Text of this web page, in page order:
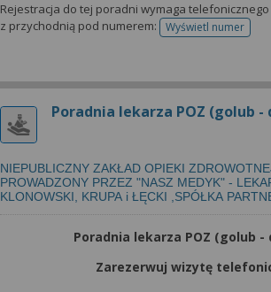
Rejestracja do tej poradni wymaga
z przychodnią pod numerem:
Wyświetl numer
telefonu do
Poradnia lekarza POZ (golub -
NIEPUBLICZNY ZAKŁAD OPIEKI
PROWADZONY PRZEZ "NASZ MEDYK" -
KLONOWSKI, KRUPA i ŁĘCKI ,SPÓŁKA
Poradnia lekarza POZ (golub -
Zarezerwuj wizytę